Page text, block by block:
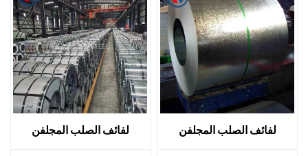
لفائف الصلب المجلفن
S350GD
لفائف الصلب المجلفن
S300GD